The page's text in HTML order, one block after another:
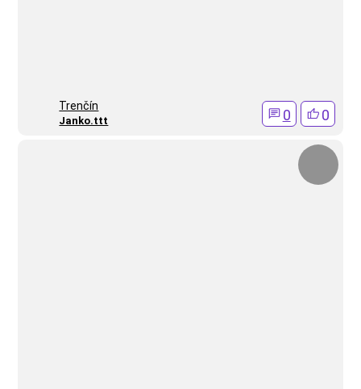
Trenčín
Janko.ttt 0 0